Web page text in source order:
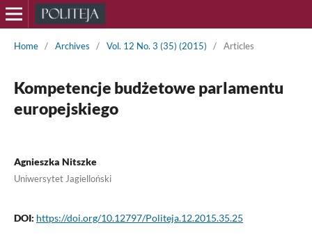
Home / Archives / Vol. 12 No. 3 (35) (2015) / Articles
Kompetencje budżetowe parlamentu
europejskiego
Agnieszka Nitszke
Uniwersytet Jagielloński
DOI: https://doi.org/10.12797/Politeja.12.2015.35.25